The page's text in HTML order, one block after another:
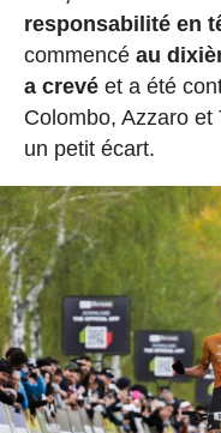
responsabilité en
commencé au
a crevéet a été
Colombo, Azzaro
un petit écart.